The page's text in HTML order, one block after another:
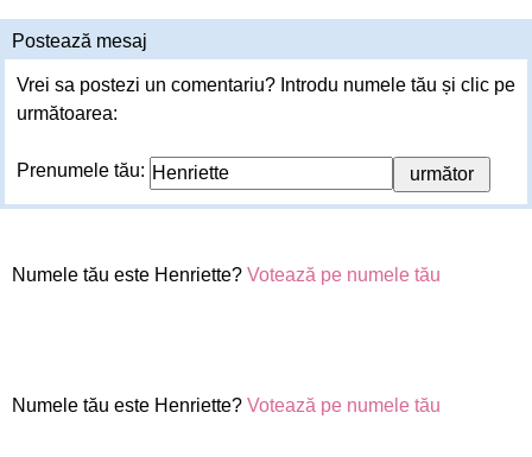
Postează mesaj
Vrei sa postezi un comentariu? Introdu numele tău și clic pe
următoarea:
Prenumele tău:
Numele tău este Henriette? Votează pe numele tău
Numele tău este Henriette? Votează pe numele tău